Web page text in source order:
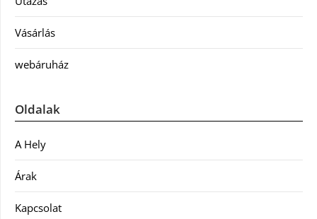
Vásárlás
webáruház
Oldalak
A Hely
Árak
Kapcsolat